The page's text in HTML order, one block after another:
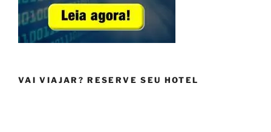
VAI VIAJAR? RESERVE SEU HOTEL